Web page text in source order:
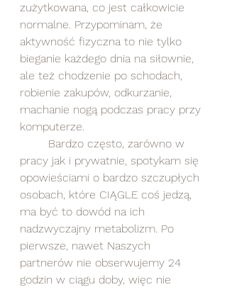
zużytkowana, co jest całkowicie
normalne. Przypominam, że
aktywność fizyczna to nie tylko
bieganie każdego dnia na siłownie,
ale też chodzenie po schodach,
robienie zakupów, odkurzanie,
machanie nogą podczas pracy przy
komputerze.
pracy jak i prywatnie, spotykam się
opowieściami o bardzo szczupłych
osobach, które CIĄGLE coś jedzą,
ma być to dowód na ich
nadzwyczajny metabolizm. Po
pierwsze, nawet Naszych
partnerów nie obserwujemy 24
godzin w ciągu doby, więc nie